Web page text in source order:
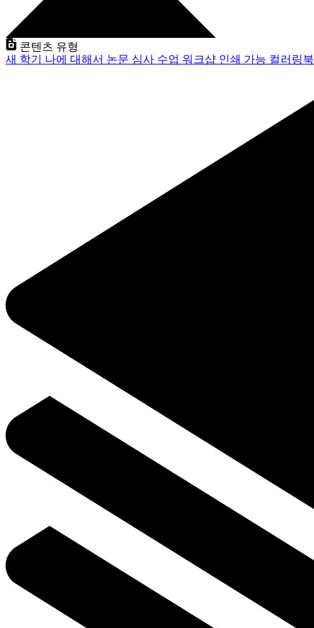
콘텐츠 유형
새 학기 나에 대해서 논문 심사 수업 워크샵 인쇄 가능 컬러링북